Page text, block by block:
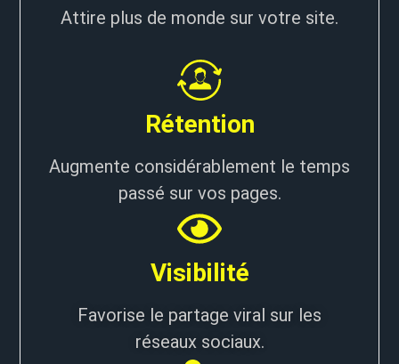
Attire plus de monde sur votre site.
Rétention
Augmente considérablement le temps
passé sur vos pages.
Visibilité
Favorise le partage viral sur les
réseaux sociaux.